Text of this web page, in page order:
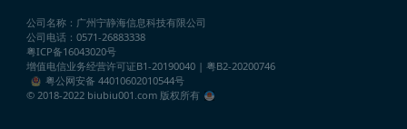
公司名称：广州宁静海信息科技有限公司
公司电话：0571-26883338
粤ICP备16043020号
增值电信业务经营许可证B1-20190040 | 粤B2-20200746
粤公网安备 44010602010544号
© 2018-2022 biubiu001.com 版权所有